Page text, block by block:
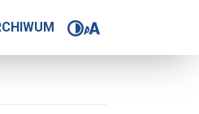
Imieniny